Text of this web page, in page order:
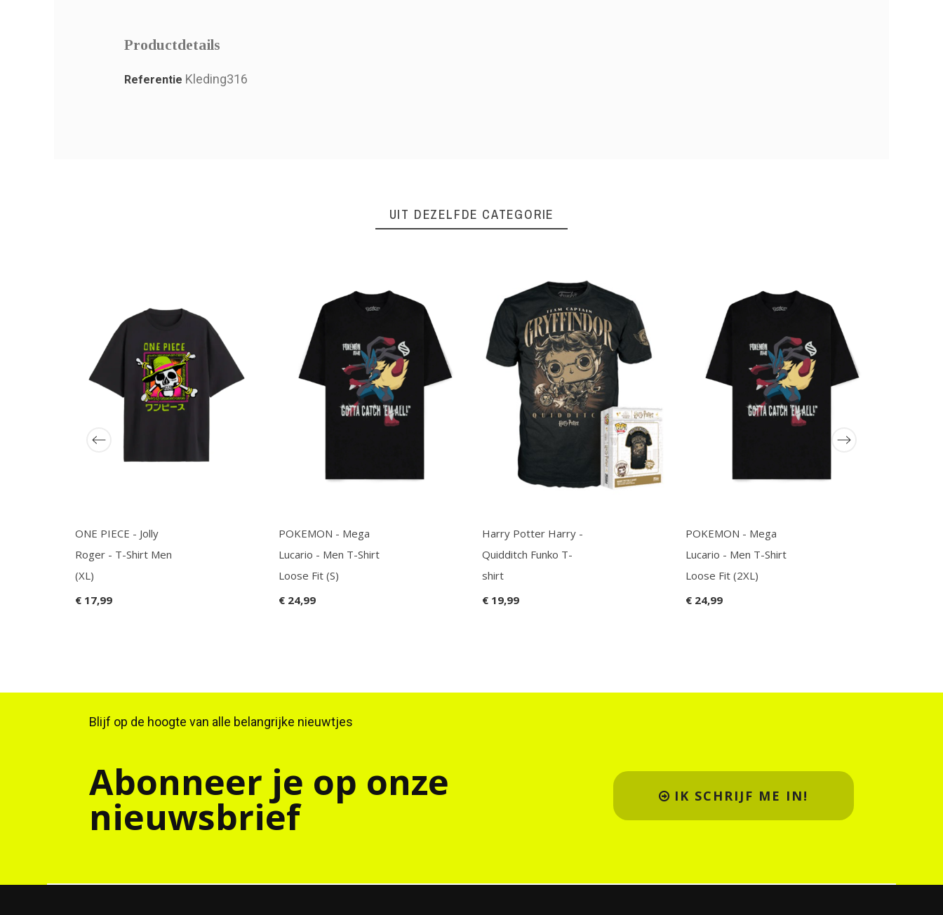
Productdetails
Referentie Kleding316
UIT DEZELFDE CATEGORIE
ONE PIECE - Jolly
Roger - T-Shirt Men
(XL)
€ 17,99
POKEMON - Mega
Lucario - Men T-Shirt
Loose Fit (S)
€ 24,99
Harry Potter Harry -
Quidditch Funko T-
shirt
€ 19,99
POKEMON - Mega
Lucario - Men T-Shirt
Loose Fit (2XL)
€ 24,99
Blijf op de hoogte van alle belangrijke nieuwtjes
Abonneer je op onze
nieuwsbrief IK SCHRIJF ME IN!